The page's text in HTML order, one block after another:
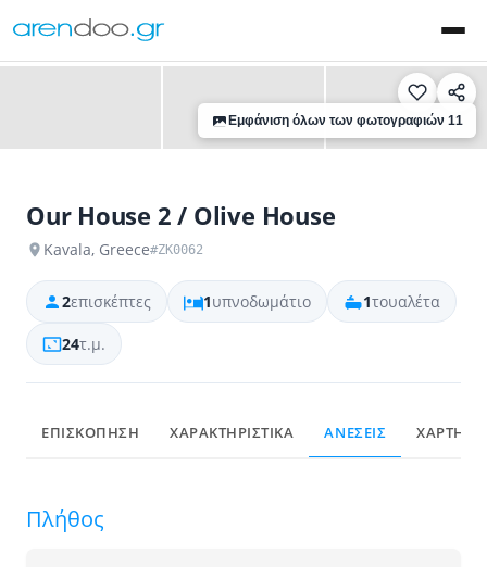
‹ ›
Εμφάνιση όλων των φωτογραφιών 11
Our House 2 / Olive House
Kavala, Greece#ZK0062
2επισκέπτες 1υπνοδωμάτιο 1τουαλέτα
24τ.μ.
ΕΠΙΣΚΟΠΗΣΗ ΧΑΡΑΚΤΗΡΙΣΤΙΚΑ ΑΝΕΣΕΙΣ ΧΑΡΤΗΣ
Πλήθος